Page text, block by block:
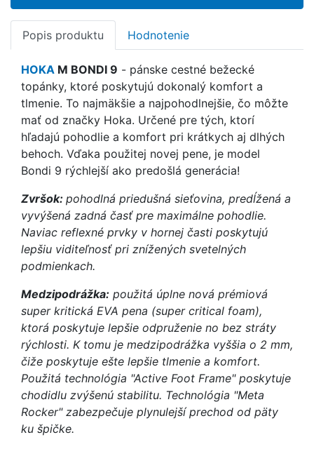
Popis produktu Hodnotenie
HOKA M BONDI 9 - pánske cestné bežecké
topánky, ktoré poskytujú dokonalý komfort a
tlmenie. To najmäkšie a najpohodlnejšie, čo môžte
mať od značky Hoka. Určené pre tých, ktorí
hľadajú pohodlie a komfort pri krátkych aj dlhých
behoch. Vďaka použitej novej pene, je model
Bondi 9 rýchlejší ako predošlá generácia!
Zvršok: pohodlná priedušná sieťovina, predĺžená a
vyvýšená zadná časť pre maximálne pohodlie.
Naviac reflexné prvky v hornej časti poskytujú
lepšiu viditeľnosť pri znížených svetelných
podmienkach.
Medzipodrážka: použitá úplne nová prémiová
super kritická EVA pena (super critical foam),
ktorá poskytuje lepšie odpruženie no bez stráty
rýchlosti. K tomu je medzipodrážka vyššia o 2 mm,
čiže poskytuje ešte lepšie tlmenie a komfort.
Použitá technológia "Active Foot Frame" poskytuje
chodidlu zvýšenú stabilitu. Technológia "Meta
Rocker" zabezpečuje plynulejší prechod od päty
ku špičke.